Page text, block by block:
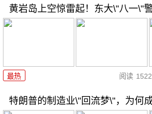
黄岩岛上空惊雷起！东大\"八一\"
最热 阅读
特朗普的制造业\"回流梦\"，为何